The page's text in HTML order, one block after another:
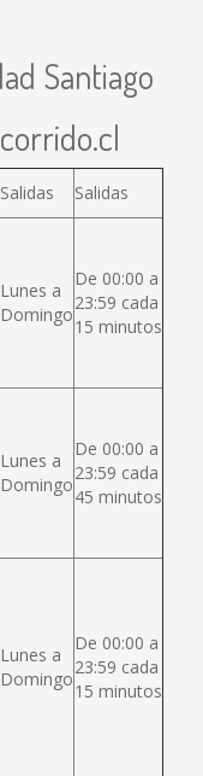
Santiago
Salidas Salidas
Lunes a
Domingo
De 00:00 a
23:59 cada
15 minutos
Lunes a
Domingo
De 00:00 a
23:59 cada
45 minutos
Lunes a
Domingo
De 00:00 a
23:59 cada
15 minutos